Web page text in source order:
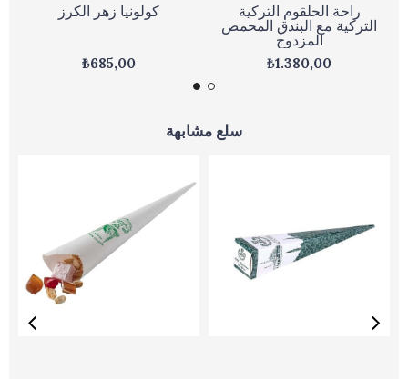
كولونيا زهر الكرز
₺685,00
راحة الحلقوم التركية
التركية مع البندق المحمص
المزدوج
₺1.380,00
سلع مشابهة